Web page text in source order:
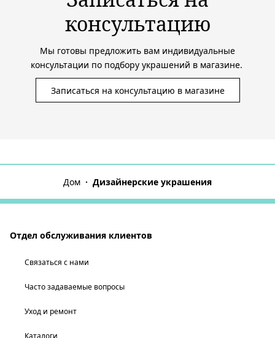
консультацию
Мы готовы предложить вам индивидуальные
консультации по подбору украшений в магазине.
Записаться на консультацию в магазине
Дом Дизайнерские украшения
Отдел обслуживания клиентов
Связаться с нами
Часто задаваемые вопросы
Уход и ремонт
Каталоги